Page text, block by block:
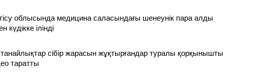
облысында медицина саласындағы шенеунік пара алды
күдікке ілінді
сібір жарасын жұқтырғандар туралы қорқынышты
таратты